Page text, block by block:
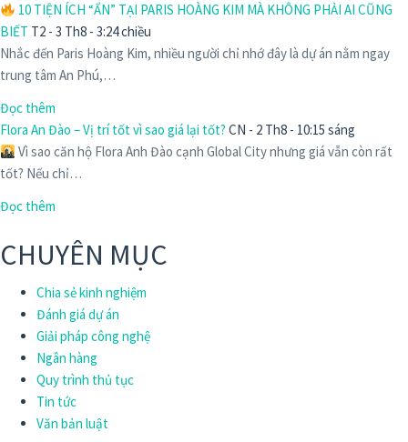
10 TIỆN ÍCH “ẨN” TẠI PARIS HOÀNG KIM MÀ KHÔNG PHẢI AI CŨNG
BIẾT T2 - 3 Th8 - 3:24 chiều
Nhắc đến Paris Hoàng Kim, nhiều người chỉ nhớ đây là dự án nằm ngay
trung tâm An Phú,…
Đọc thêm
Flora An Đào – Vị trí tốt vì sao giá lại tốt? CN - 2 Th8 - 10:15 sáng
Vì sao căn hộ Flora Anh Đào cạnh Global City nhưng giá vẫn còn rất
tốt? Nếu chỉ…
Đọc thêm
CHUYÊN MỤC
Chia sẻ kinh nghiệm
Đánh giá dự án
Giải pháp công nghệ
Ngân hàng
Quy trình thủ tục
Tin tức
Văn bản luật